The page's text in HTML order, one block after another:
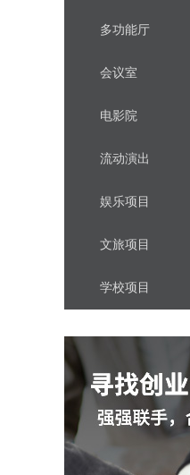
多功能厅
会议室
电影院
流动演出
娱乐项目
文旅项目
学校项目